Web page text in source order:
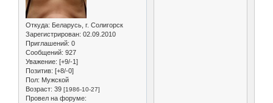
Откуда: Беларусь, г. Солигорск
Зарегистрирован: 02.09.2010
Приглашений: 0
Сообщений: 927
Уважение: [+9/-1]
Позитив: [+8/-0]
Пол: Мужской
Возраст: 39 [1986-10-27]
Провел на форуме: